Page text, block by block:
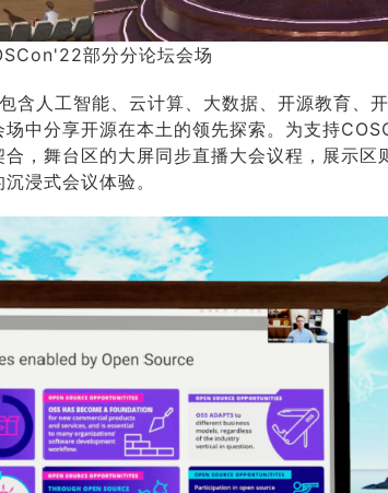
部分分论坛会场
含人工智能、云计算、大数据、开源教育、
中分享开源在本土的领先探索。为支持
，舞台区的大屏同步直播大会议程，展示区
浸式会议体验。